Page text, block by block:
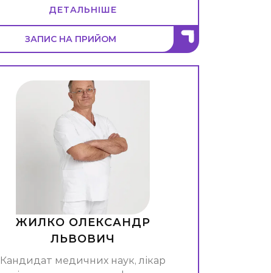
ДЕТАЛЬНІШЕ
ЗАПИС НА ПРИЙОМ
ЖИЛКО ОЛЕКСАНДР
ЛЬВОВИЧ
Кандидат медичних наук, лікар